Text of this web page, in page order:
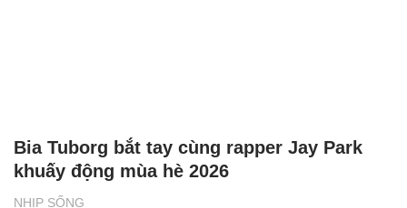
NHỊP SỐNG
Bia Tuborg bắt tay cùng rapper Jay Park
khuấy động mùa hè 2026